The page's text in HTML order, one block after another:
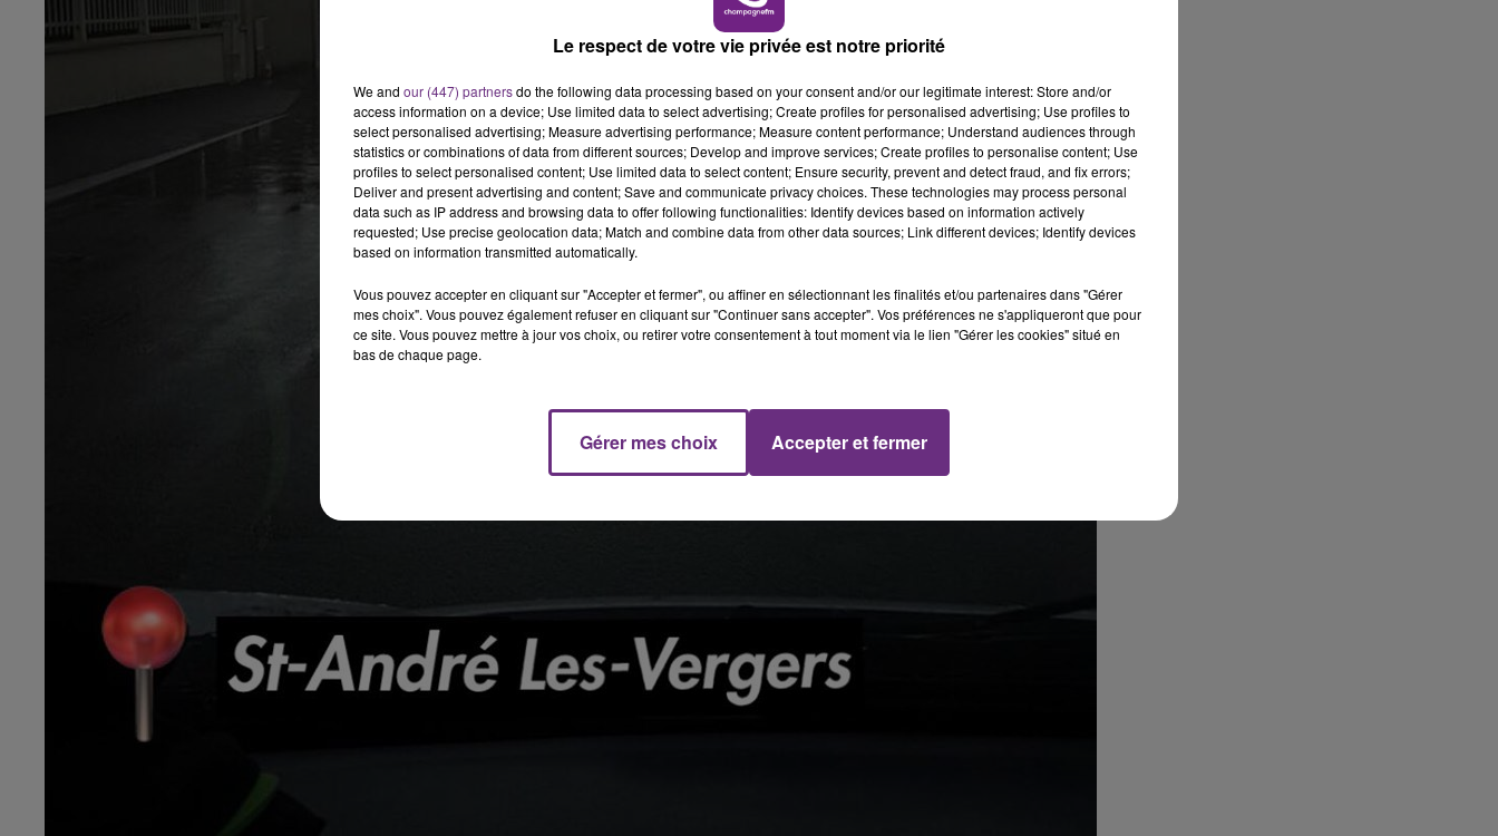
Le respect de votre vie privée est notre priorité
We and our (447) partnersdo the following data processing based on your consent and/or our legitimate interest: Store and/or
access information on a device; Use limited data to select advertising; Create profiles for personalised advertising; Use profiles to
select personalised advertising; Measure advertising performance; Measure content performance; Understand audiences through
statistics or combinations of data from different sources; Develop and improve services; Create profiles to personalise content; Use
profiles to select personalised content; Use limited data to select content; Ensure security, prevent and detect fraud, and fix errors;
Deliver and present advertising and content; Save and communicate privacy choices. These technologies may process personal
data such as IP address and browsing data to offer following functionalities: Identify devices based on information actively
requested; Use precise geolocation data; Match and combine data from other data sources; Link different devices; Identify devices
based on information transmitted automatically.
Vous pouvez accepter en cliquant sur "Accepter et fermer", ou affiner en sélectionnant les finalités et/ou partenaires dans "Gérer
mes choix". Vous pouvez également refuser en cliquant sur "Continuer sans accepter". Vos préférences ne s'appliqueront que pour
ce site. Vous pouvez mettre à jour vos choix, ou retirer votre consentement à tout moment via le lien "Gérer les cookies" situé en
bas de chaque page.
Gérer mes choix Accepter et fermer